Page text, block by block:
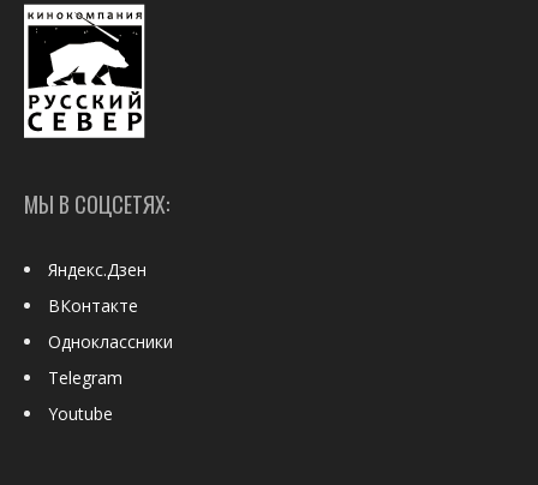
МЫ В СОЦСЕТЯХ:
Яндекс.Дзен
ВКонтакте
Одноклассники
Telegram
Youtube